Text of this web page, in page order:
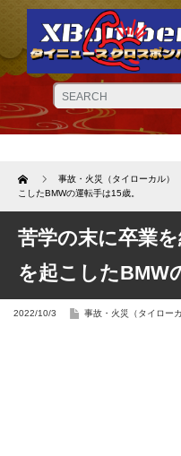
Home 事故・火災（タイローカル）
こしたBMWの運転手は15歳。
苦学の末に卒業
を起こしたBMW
2022/10/3 事故・火災（タイローカ